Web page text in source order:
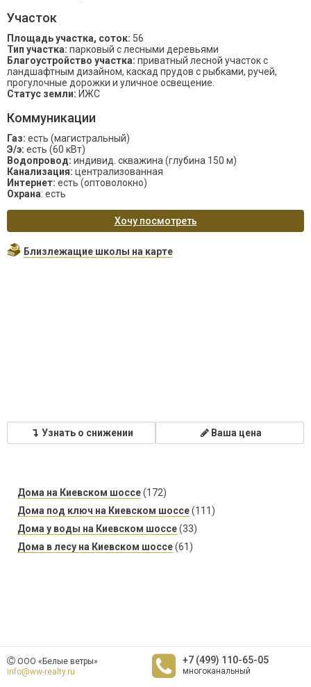
Участок
Площадь участка, соток: 56
Тип участка: парковый с лесными деревьями
Благоустройство участка: приватный лесной участок с
ландшафтным дизайном, каскад прудов с рыбками, ручей,
прогулочные дорожки и уличное освещение.
Статус земли: ИЖС
Коммуникации
Газ: есть (магистральный)
Э/э: есть (60 кВт)
Водопровод: индивид. скважина (глубина 150 м)
Канализация: централизованная
Интернет: есть (оптоволокно)
Охрана: есть
Хочу посмотреть
Близлежащие школы на карте
Узнать о снижении Ваша цена
Дома на Киевском шоссе(172)
Дома под ключ на Киевском шоссе(111)
Дома у воды на Киевском шоссе(33)
Дома в лесу на Киевском шоссе(61)
ООО «Белые ветры»
info@ww-realty.ru
+7 (499) 110-65-05
многоканальный